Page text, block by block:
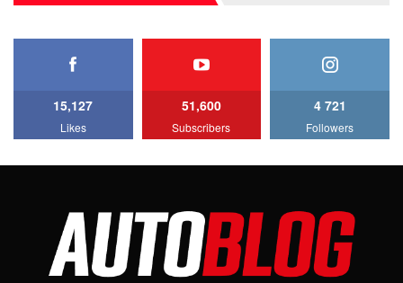
27:33
AutoBlog.MD
15:08
Noul Geely EX2 / Test Drive AutoBlog.MD
15:22
15,127
Likes
51,600
Subscribers
4 721
Followers